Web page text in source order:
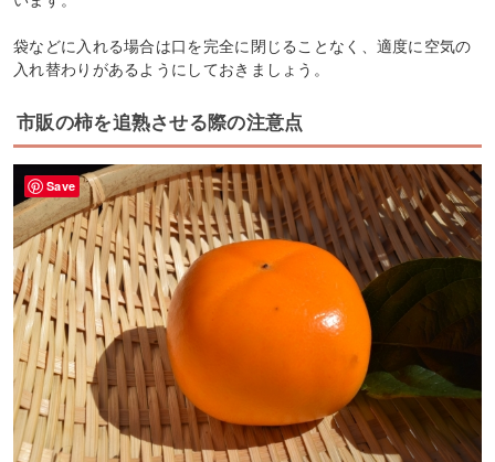
袋などに入れる場合は口を完全に閉じることなく、適度に空気の
入れ替わりがあるようにしておきましょう。
市販の柿を追熟させる際の注意点
Save